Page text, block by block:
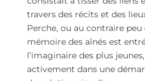
travers des récits et des
Perche, ou au contraire
mémoire des aînés est
l’imaginaire des plus
activement dans une